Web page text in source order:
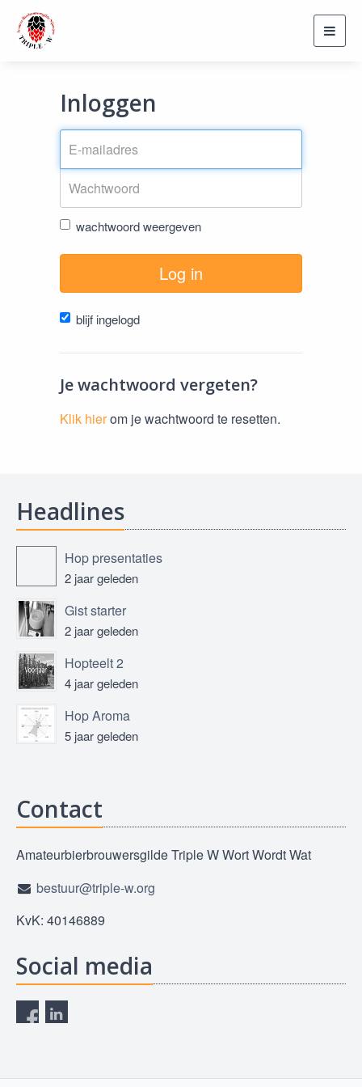
Inloggen
wachtwoord weergeven
Log in
blijf ingelogd
Je wachtwoord vergeten?
Klik hierom je wachtwoord te resetten.
Headlines
Hop presentaties
2 jaar geleden
Gist starter
2 jaar geleden
Hopteelt 2
4 jaar geleden
Hop Aroma
5 jaar geleden
Contact
Amateurbierbrouwersgilde Triple W Wort Wordt Wat
bestuur@triple-w.org
KvK: 40146889
Social media